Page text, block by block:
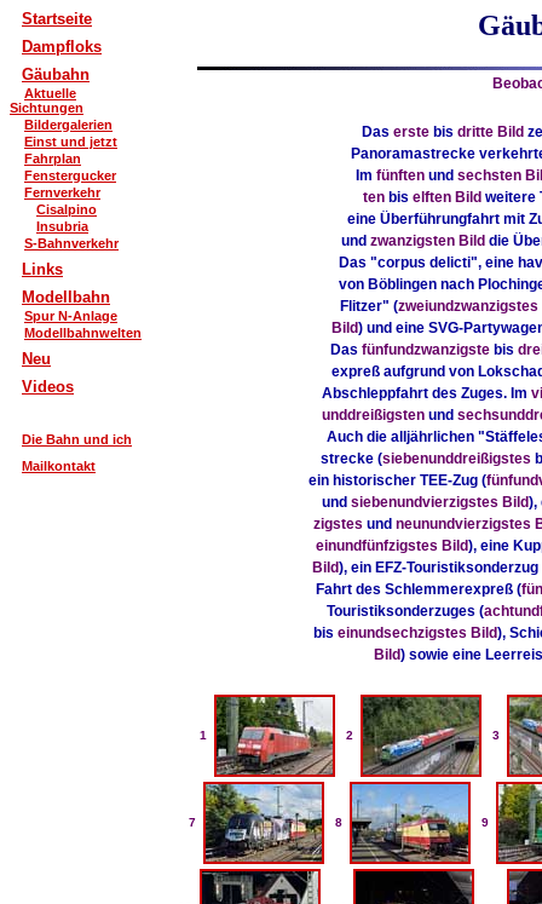
Startseite
Dampfloks
Gäubahn
Aktuelle
Sichtungen
Bildergalerien
Einst und jetzt
Fahrplan
Fenstergucker
Fernverkehr
Cisalpino
Insubria
S-Bahnverkehr
Links
Modellbahn
Spur N-Anlage
Modellbahnwelten
Neu
Videos
Die Bahn und ich
Mailkontakt
Daserste bisdritte Bild
Panoramastrecke
Imfünftenundsechsten
ten bis elften Bild weitere
eine Überführungfahrt mit
und zwanzigsten Bild die
Das "corpus delicti", eine
von Böblingen nach
Flitzer" (zweiundzwanzigstes
Bild) und eine SVG-
Dasfünfundzwanzigste bis
expreß aufgrund von
Abschleppfahrt des Zuges. Im
unddreißigsten und
Auch die alljährlichen
strecke (siebenunddreißigstes
ein historischer TEE-Zug (
undsiebenundvierzigstes Bild),
zigstes und neunundvierzigstes
einundfünfzigstes Bild), eine
Bild), ein EFZ-Touristiksonderzug
Fahrt des Schlemmerexpreß (
Touristiksonderzuges (
biseinundsechzigstes Bild),
Bild) sowie eine
1 2 3
7 8 9